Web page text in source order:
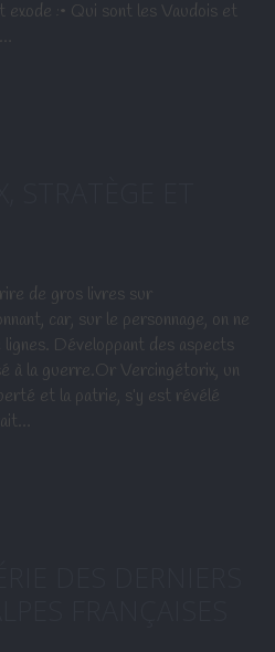
:• Qui sont les Vaudois et
de gros livres sur
car, sur le personnage, on ne
lignes. Développant des aspects
à la guerre.Or Vercingétorix, un
et la patrie, s’y est révélé